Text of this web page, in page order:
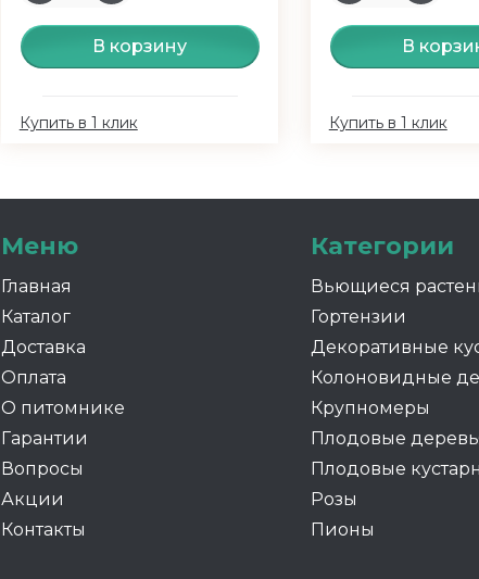
В корзину
Купить в 1 клик
В
Купить в 1 клик
Меню
Главная
Каталог
Доставка
Оплата
О питомнике
Гарантии
Вопросы
Акции
Контакты
Категории
Вьющиеся
Гортензии
Декоративные
Колоновидные
Крупномеры
Плодовые
Плодовые
Розы
Пионы